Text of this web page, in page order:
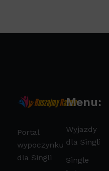
Portal
wypoczynku
dla Singli
Menu:
Wyjazdy
dla Singli
Single